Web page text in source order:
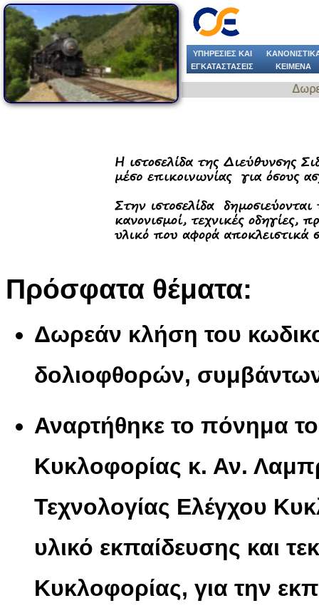
ΥΠΗΡΕΣΙΕΣ KAI
ΕΓΚΑΤΑΣΤΑΣΕΙΣ
ΚΕΙΜΕΝΑ
Δωρεάν κλήση του κωδικού 11404 για
Πρόσφατα θέματα:
Δωρεάν κλήση του
δολιοφθορών,
Αναρτήθηκε το πόνημα
Κυκλοφορίας κ. Αν.
Τεχνολογίας Ελέγχου
υλικό εκπαίδευσης και
Κυκλοφορίας, για την